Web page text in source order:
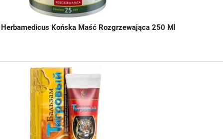
Herbamedicus Końska Maść Rozgrzewająca 250 Ml